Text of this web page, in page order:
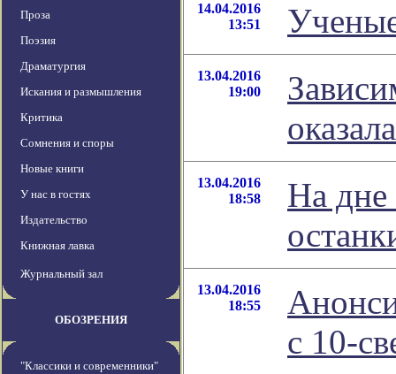
Проза
Поэзия
Драматургия
Искания и размышления
Критика
Сомнения и споры
Новые книги
У нас в гостях
Издательство
Книжная лавка
Журнальный зал
ОБОЗРЕНИЯ
"Классики и современники"
14.04.2016
13:51
13.04.2016
19:00
13.04.2016
18:58
На дне
13.04.2016
18:55
с 10-